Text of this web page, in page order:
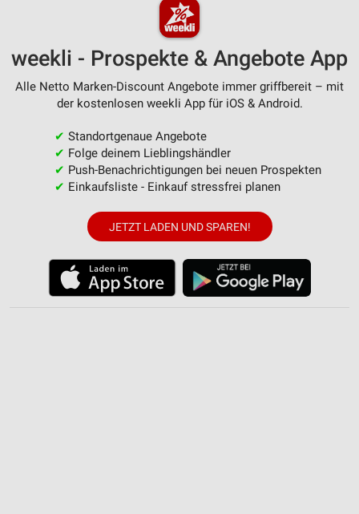
weekli - Prospekte & Angebote App
Alle Netto Marken-Discount Angebote immer griffbereit – mit
der kostenlosen weekli App für iOS & Android.
✔ Standortgenaue Angebote
✔ Folge deinem Lieblingshändler
✔ Push-Benachrichtigungen bei neuen Prospekten
✔ Einkaufsliste - Einkauf stressfrei planen
JETZT LADEN UND SPAREN!